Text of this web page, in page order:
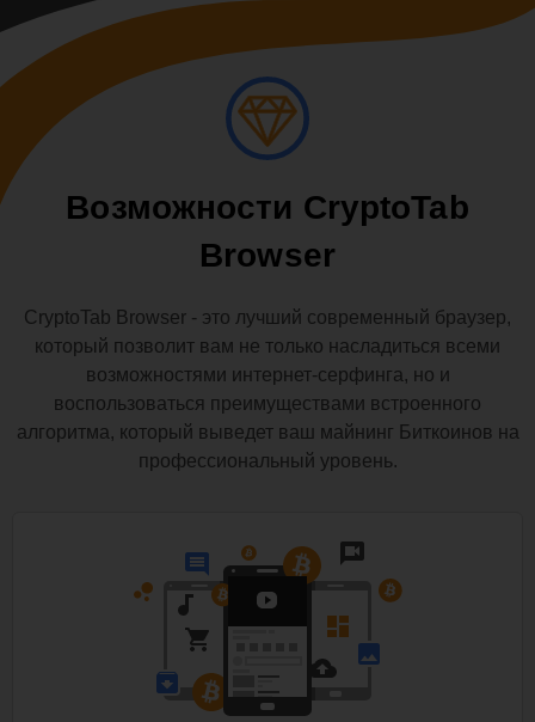
Возможности CryptoTab
Browser
CryptoTab Browser - это лучший современный браузер,
который позволит вам не только насладиться всеми
возможностями интернет-серфинга, но и
воспользоваться преимуществами встроенного
алгоритма, который выведет ваш майнинг Биткоинов на
профессиональный уровень.